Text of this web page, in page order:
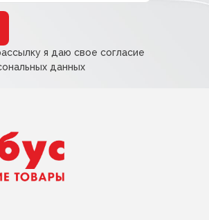
я даю свое согласие
данных